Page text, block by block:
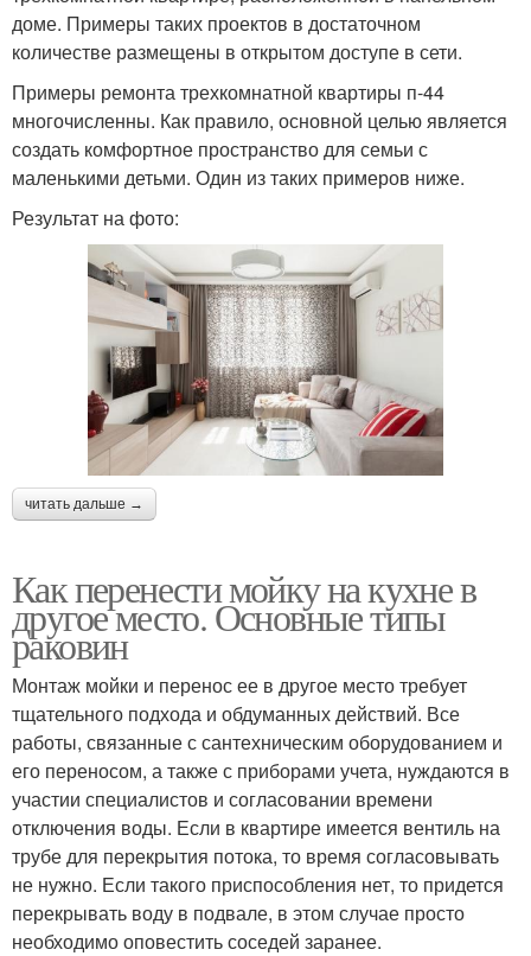
доме. Примеры таких проектов в достаточном
количестве размещены в открытом доступе в сети.
Примеры ремонта трехкомнатной квартиры п-44
многочисленны. Как правило, основной целью является
создать комфортное пространство для семьи с
маленькими детьми. Один из таких примеров ниже.
Результат на фото:
читать дальше →
Как перенести мойку на кухне в
другое место. Основные типы
раковин
Монтаж мойки и перенос ее в другое место требует
тщательного подхода и обдуманных действий. Все
работы, связанные с сантехническим оборудованием и
его переносом, а также с приборами учета, нуждаются в
участии специалистов и согласовании времени
отключения воды. Если в квартире имеется вентиль на
трубе для перекрытия потока, то время согласовывать
не нужно. Если такого приспособления нет, то придется
перекрывать воду в подвале, в этом случае просто
необходимо оповестить соседей заранее.